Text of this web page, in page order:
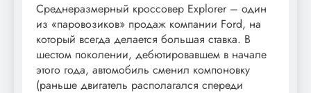
Среднеразмерный кроссовер Explorer – один
из «паровозиков» продаж компании Ford, на
который всегда делается большая ставка. В
шестом поколении, дебютировавшем в начале
этого года, автомобиль сменил компоновку
(раньше двигатель располагался спереди